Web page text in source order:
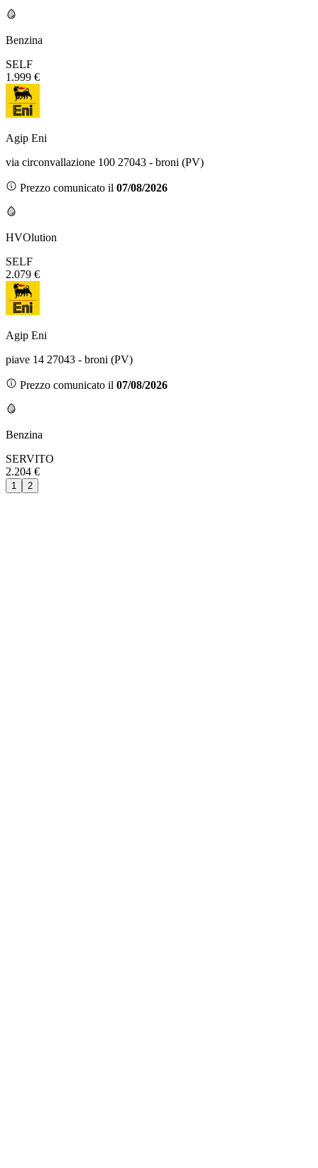
Benzina
SELF
1.999 €
Agip Eni
via circonvallazione 100 27043 - broni (PV)
Prezzo comunicato il 07/08/2026
HVOlution
SELF
2.079 €
Agip Eni
piave 14 27043 - broni (PV)
Prezzo comunicato il 07/08/2026
Benzina
SERVITO
2.204 €
1 2